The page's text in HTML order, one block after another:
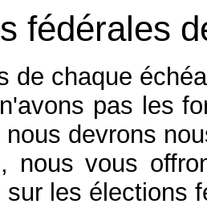
fédérales
de chaque
pas les
devrons
nous vous
sur les élections